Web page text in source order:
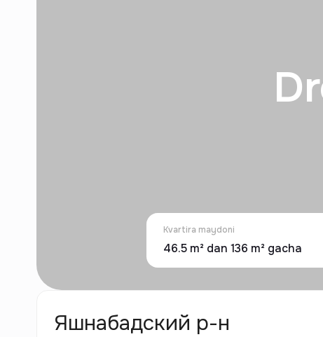
Kvartira maydoni
46.5 m² dan 136 m² gacha
Яшнабадский р-н